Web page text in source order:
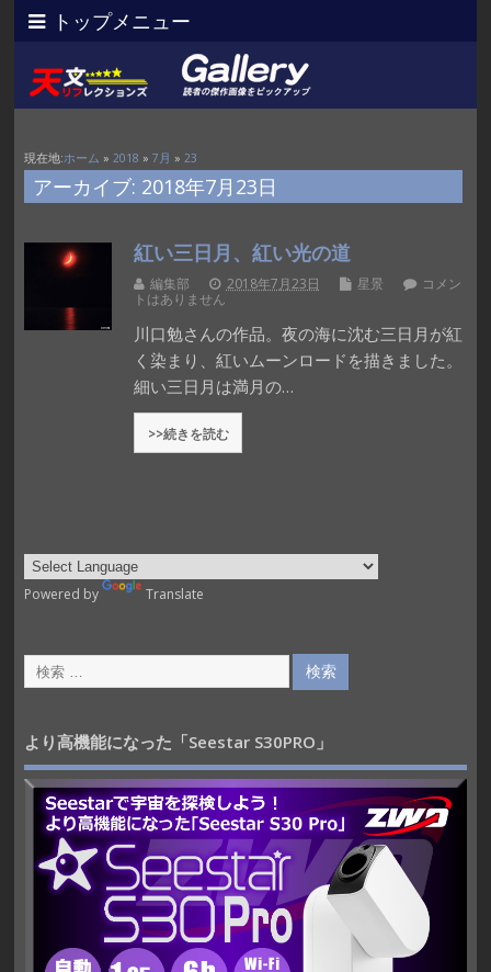
トップメニュー
現在地:ホーム » 2018 » 7月 » 23
アーカイブ: 2018年7月23日
紅い三日月、紅い光の道
編集部 2018年7月23日 星景
コメン
トはありません
川口勉さんの作品。夜の海に沈む三日月が紅
く染まり、紅いムーンロードを描きました。
細い三日月は満月の…
>>続きを読む
Powered by Translate
より高機能になった「Seestar S30PRO」